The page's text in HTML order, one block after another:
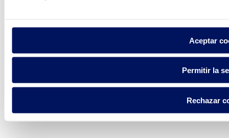
Aceptar
Permitir la
Rechazar
Política de cookies
Fluidra S.A. 2025